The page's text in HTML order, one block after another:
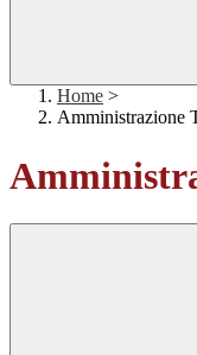
Home >
Amministrazione